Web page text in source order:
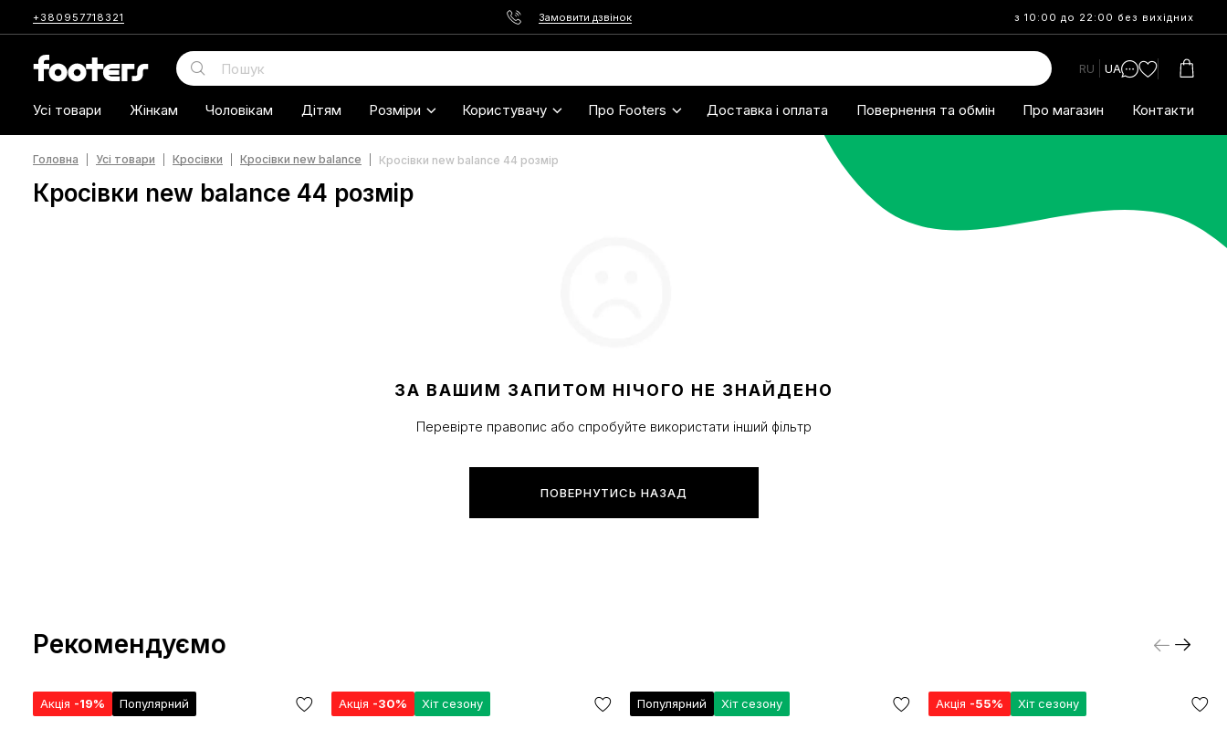
+380957718321 Замовити дзвінок з 10:00 до 22:00 без вихідних
RU UA
Усі товари Жінкам Чоловікам Дітям Розміри Користувачу Про Footers Доставка і оплата Повернення та обмін Про магазин Контакти
Головна Усі товари Кросівки Кросівки new balance Кросівки new balance 44 розмір
Кросівки new balance 44 розмір
ЗА ВАШИМ ЗАПИТОМ НІЧОГО НЕ ЗНАЙДЕНО
Перевірте правопис або спробуйте використати інший фільтр
ПОВЕРНУТИСЬ НАЗАД
Рекомендуємо
Акція -19% Популярний Акція -30% Хіт сезону Популярний Хіт сезону Акція -55% Хіт сезону